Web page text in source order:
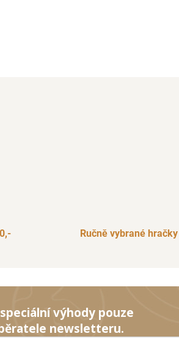
Ručně vybrané hračky
výhody pouze
newsletteru.